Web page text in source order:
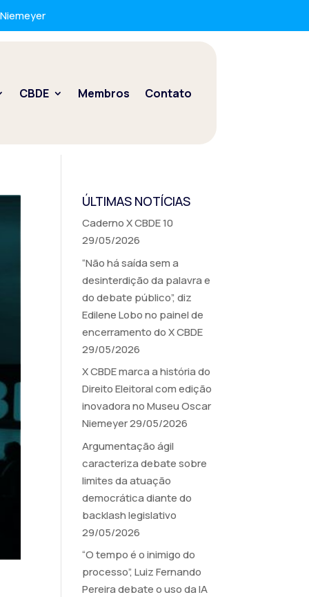
CBDE Membros Contato
ÚLTIMAS NOTÍCIAS
Caderno X CBDE 10
29/05/2026
“Não há saída sem a
desinterdição da palavra e
do debate público”, diz
Edilene Lobo no painel de
encerramento do X CBDE
29/05/2026
X CBDE marca a história do
Direito Eleitoral com edição
inovadora no Museu Oscar
Niemeyer29/05/2026
Argumentação ágil
caracteriza debate sobre
limites da atuação
democrática diante do
backlash legislativo
29/05/2026
“O tempo é o inimigo do
processo”, Luiz Fernando
Pereira debate o uso da IA